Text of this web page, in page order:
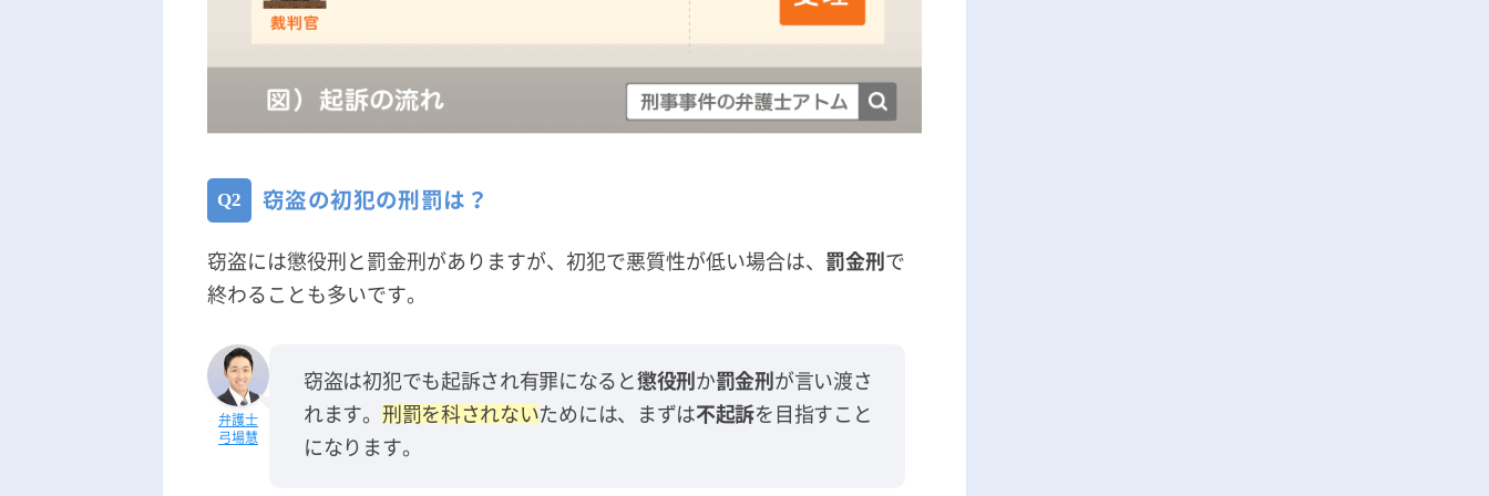
窃盗の初犯の刑罰は？
窃盗には懲役刑と罰金刑がありますが、初犯で悪質性が低い場合は、 罰金刑 で
終わることも多いです。
弓場慧
窃盗は初犯でも起訴され有罪になると 懲役刑 か罰金刑 が言い渡さ
れます。 刑罰を科されないためには、まずは不起訴を目指すこと
になります。